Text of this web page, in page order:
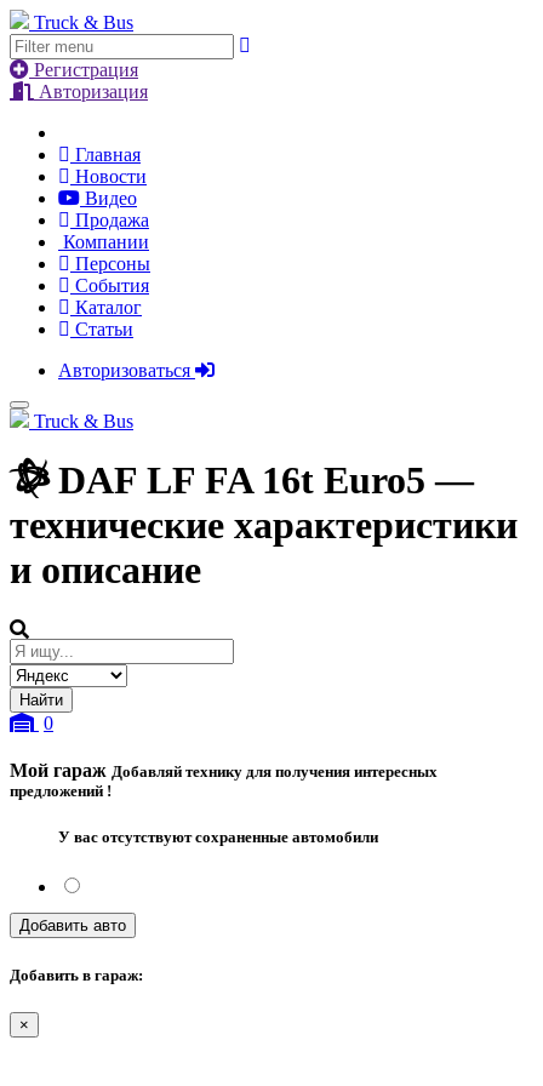
Truck & Bus
Регистрация
Авторизация
Главная
Новости
Видео
Продажа
Компании
Персоны
События
Каталог
Статьи
Авторизоваться
Truck & Bus
DAF LF FA 16t Euro5—
технические характеристики
и описание
0
Мой гараж Добавляй технику для получения интересных
предложений !
У вас отсутствуют сохраненные автомобили
Добавить авто
Добавить в гараж:
×